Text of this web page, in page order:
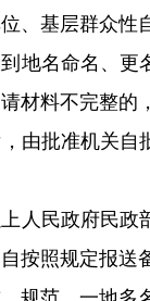
、基层群众性
名命名、更
材料不完整的
由批准机关自
民政府民政
按照规定报